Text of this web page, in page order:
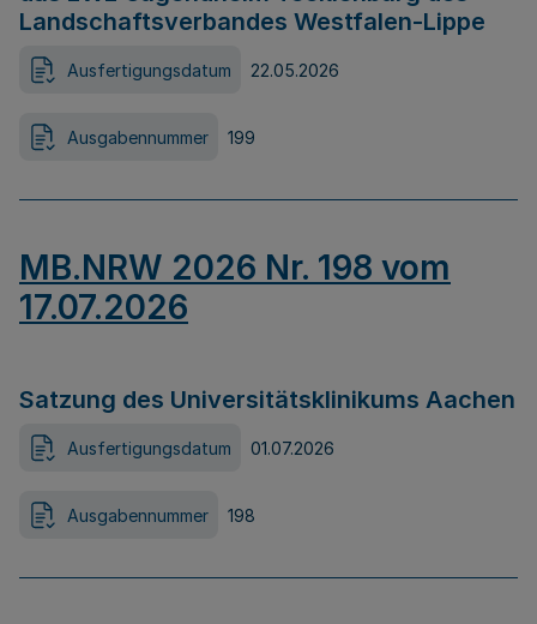
Landschaftsverbandes Westfalen-Lippe
Ausfertigungsdatum 22.05.2026
Ausgabennummer 199
MB.NRW 2026 Nr. 198 vom
17.07.2026
Satzung des Universitätsklinikums Aachen
Ausfertigungsdatum 01.07.2026
Ausgabennummer 198